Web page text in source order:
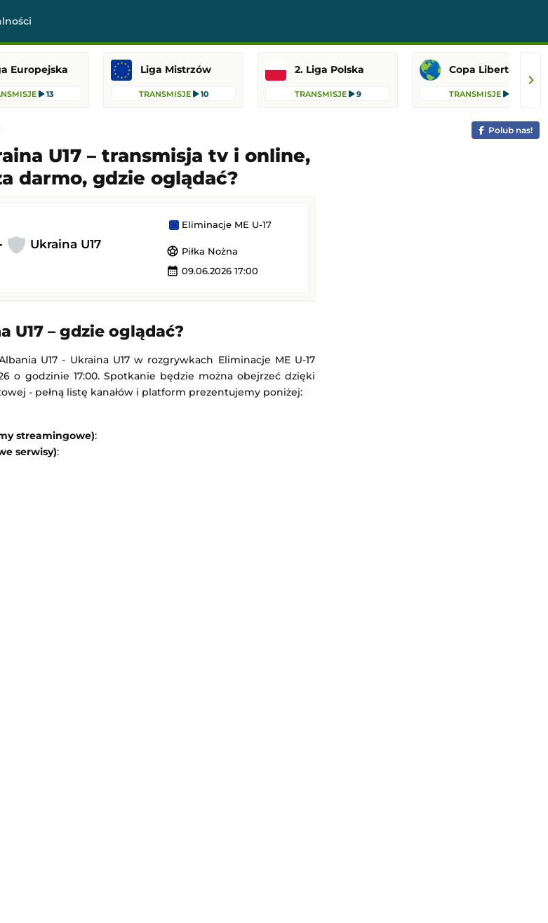
Europejska
13
Liga Mistrzów
TRANSMISJE 10
2. Liga Polska
TRANSMISJE 9 TRANSMISJE 8
Polub nas!
IFK Göteborg - KAA Gent
- Hammarby FF
Red Bull Salzburg - Pafos
Dodany: 06.08.2026 21:00
Lech Poznań - Klaksvik
Dodany: 06.08.2026 21:00
U17 – transmisja tv i online,
darmo, gdzie oglądać?
Ukraina U17
Eliminacje ME U-17
sports_soccer Piłka Nożna
calendar_month 09.06.2026 17:00
U17 – gdzie oglądać?
U17 - Ukraina U17 w rozgrywkach Eliminacje ME U-17
o godzinie 17:00. Spotkanie będzie można obejrzeć dzięki
- pełną listę kanałów i platform prezentujemy poniżej:
streamingowe):
serwisy):